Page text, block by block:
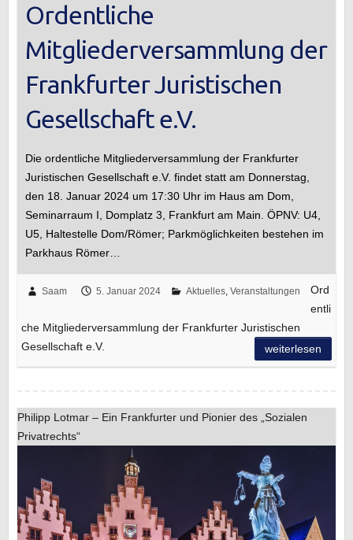
Ordentliche
Mitgliederversammlung der
Frankfurter Juristischen
Gesellschaft e.V.
Die ordentliche Mitgliederversammlung der Frankfurter
Juristischen Gesellschaft e.V. findet statt am Donnerstag,
den 18. Januar 2024 um 17:30 Uhr im Haus am Dom,
Seminarraum I, Domplatz 3, Frankfurt am Main. ÖPNV: U4,
U5, Haltestelle Dom/Römer; Parkmöglichkeiten bestehen im
Parkhaus Römer…
Saam 5. Januar 2024 Aktuelles, Veranstaltungen
Ord
entli
che Mitgliederversammlung der Frankfurter Juristischen
Gesellschaft e.V.
weiterlesen
Philipp Lotmar – Ein Frankfurter und Pionier des „Sozialen
Privatrechts“